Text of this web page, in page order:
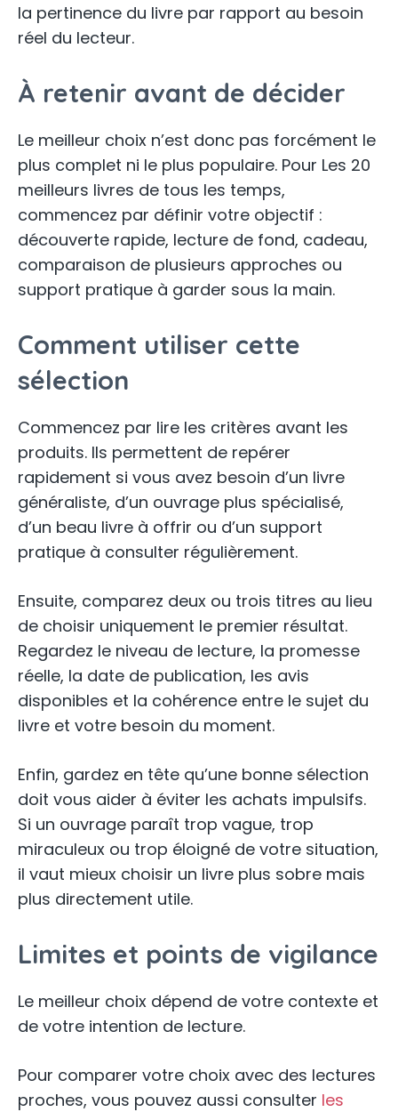
la pertinence du livre par rapport au besoin
réel du lecteur.
À retenir avant de décider
Le meilleur choix n’est donc pas forcément le
plus complet ni le plus populaire. Pour Les 20
meilleurs livres de tous les temps,
commencez par définir votre objectif :
découverte rapide, lecture de fond, cadeau,
comparaison de plusieurs approches ou
support pratique à garder sous la main.
Comment utiliser cette
sélection
Commencez par lire les critères avant les
produits. Ils permettent de repérer
rapidement si vous avez besoin d’un livre
généraliste, d’un ouvrage plus spécialisé,
d’un beau livre à offrir ou d’un support
pratique à consulter régulièrement.
Ensuite, comparez deux ou trois titres au lieu
de choisir uniquement le premier résultat.
Regardez le niveau de lecture, la promesse
réelle, la date de publication, les avis
disponibles et la cohérence entre le sujet du
livre et votre besoin du moment.
Enfin, gardez en tête qu’une bonne sélection
doit vous aider à éviter les achats impulsifs.
Si un ouvrage paraît trop vague, trop
miraculeux ou trop éloigné de votre situation,
il vaut mieux choisir un livre plus sobre mais
plus directement utile.
Limites et points de vigilance
Le meilleur choix dépend de votre contexte et
de votre intention de lecture.
Pour comparer votre choix avec des lectures
proches, vous pouvez aussi consulter les